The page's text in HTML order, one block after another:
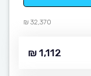
32,370 ₪
1,112 ₪